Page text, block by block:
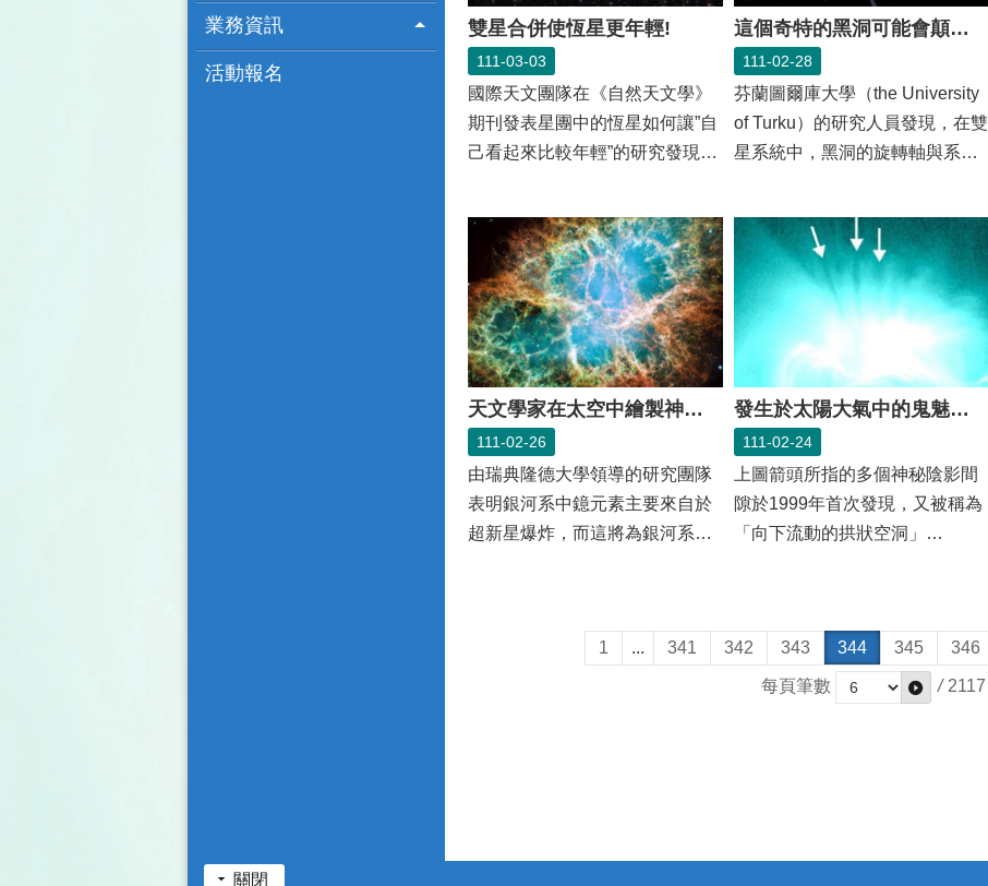
業務資訊
活動報名
雙星合併使恆星更年輕!
111-03-03
國際天文團隊在《自然天文學》
期刊發表星團中的恆星如何讓”自
己看起來比較年輕”的研究發現，
這個奇特的黑洞可能會顛覆對其形成方式的認知
111-02-28
芬蘭圖爾庫大學（the University
of Turku）的研究人員發現，在雙
星系統中，黑洞的旋轉軸與系統
天文學家在太空中繪製神秘元素
111-02-26
由瑞典隆德大學領導的研究團隊
表明銀河系中鐿元素主要來自於
超新星爆炸，而這將為銀河系的
發生於太陽大氣中的鬼魅陰影終於被解析出成因
111-02-24
上圖箭頭所指的多個神秘陰影間
隙於1999年首次發現，又被稱為
「向下流動的拱狀空洞」
1 ... 341 342 343 344 345 346
每頁筆數 / 2117
關閉